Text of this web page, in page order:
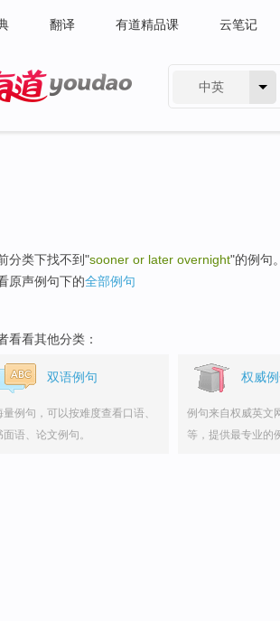
翻译 有道精品课 云笔记
中英
分类下找不到"sooner or later overnight"的例句
原声例句下的全部例句
看看其他分类：
双语例句
量例句，可以按难度查看口语、
面语、论文例句。
权威
例句来自权威英文
等，提供最专业的